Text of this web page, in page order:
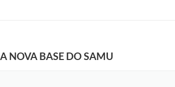
NOVA BASE DO SAMU